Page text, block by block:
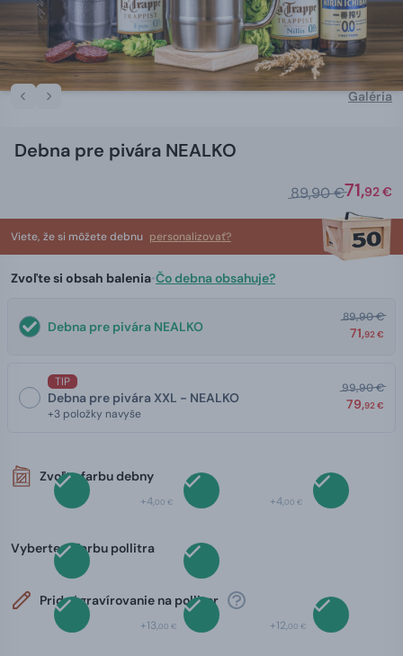
Galéria
Debna pre pivára NEALKO
89,90 €71,92 €
Viete, že si môžete debnu personalizovať?
Zvoľte si obsah balenia•Čo debna obsahuje?
Debna pre pivára NEALKO
89,90 €
71,92 €
TIP
Debna pre pivára XXL - NEALKO
+3 položky navyše
99,90 €
79,92 €
Zvoľte farbu debny
+4,00 € +4,00 €
Vyberte si farbu pollitra
Pridať gravírovanie na polliter
+13,00 € +12,00 €